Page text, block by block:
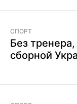
СПОРТ
Без тренера,
сборной